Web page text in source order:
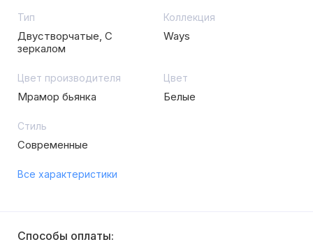
Тип
Двустворчатые, С
зеркалом
Коллекция
Ways
Цвет производителя
Мрамор бьянка
Цвет
Белые
Стиль
Современные
Все характеристики
Способы оплаты: